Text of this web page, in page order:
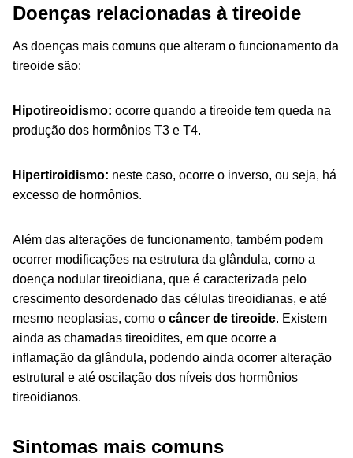
Doenças relacionadas à tireoide
As doenças mais comuns que alteram o funcionamento da
tireoide são:
Hipotireoidismo: ocorre quando a tireoide tem queda na
produção dos hormônios T3 e T4.
Hipertiroidismo: neste caso, ocorre o inverso, ou seja, há
excesso de hormônios.
Além das alterações de funcionamento, também podem
ocorrer modificações na estrutura da glândula, como a
doença nodular tireoidiana, que é caracterizada pelo
crescimento desordenado das células tireoidianas, e até
mesmo neoplasias, como o câncer de tireoide. Existem
ainda as chamadas tireoidites, em que ocorre a
inflamação da glândula, podendo ainda ocorrer alteração
estrutural e até oscilação dos níveis dos hormônios
tireoidianos.
Sintomas mais comuns